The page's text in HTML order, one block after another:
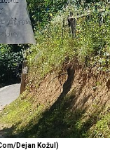
Dejan Kožul)